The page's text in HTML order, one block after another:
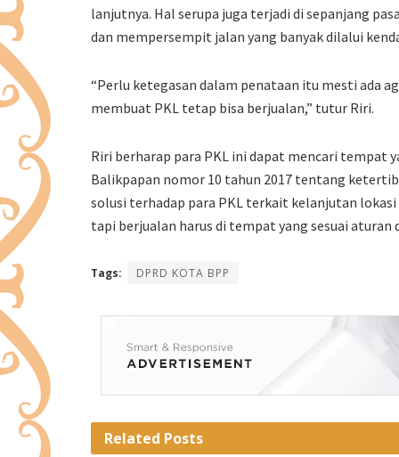
lanjutnya. Hal serupa juga terjadi di sepanjang
dan mempersempit jalan yang banyak dilalui
“Perlu ketegasan dalam penataan itu mesti ada
membuat PKL tetap bisa berjualan,” tutur Riri.
Riri berharap para PKL ini dapat mencari tempat
Balikpapan nomor 10 tahun 2017 tentang
solusi terhadap para PKL terkait kelanjutan
tapi berjualan harus di tempat yang sesuai aturan
Tags: DPRD KOTA BPP
Related Posts